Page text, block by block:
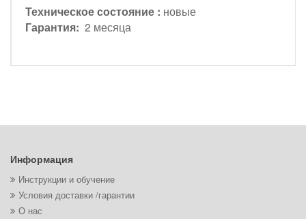
Техническое состояние : новые
Гарантия: 2 месяца
Информация
Инструкции и обучение
Условия доставки /гарантии
О нас